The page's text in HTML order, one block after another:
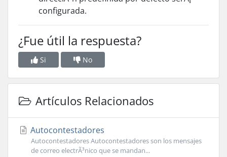
configurada.
¿Fue útil la respuesta?
Si No
Artículos Relacionados
Autocontestadores
Autocontestadores Autocontestadores son los mensajes
de correo electrÃ³nico que se mandan...